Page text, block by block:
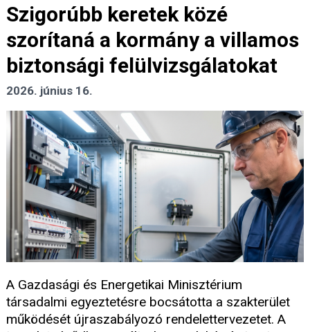
Szigorúbb keretek közé
szorítaná a kormány a villamos
biztonsági felülvizsgálatokat
2026. június 16.
A Gazdasági és Energetikai Minisztérium
társadalmi egyeztetésre bocsátotta a szakterület
működését újraszabályozó rendelettervezetet. A